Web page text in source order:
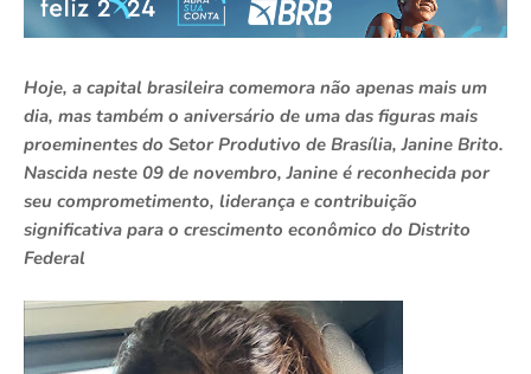
Hoje, a capital brasileira comemora não apenas mais um
dia, mas também o aniversário de uma das figuras mais
proeminentes do Setor Produtivo de Brasília, Janine Brito.
Nascida neste 09 de novembro, Janine é reconhecida por
seu comprometimento, liderança e contribuição
significativa para o crescimento econômico do Distrito
Federal